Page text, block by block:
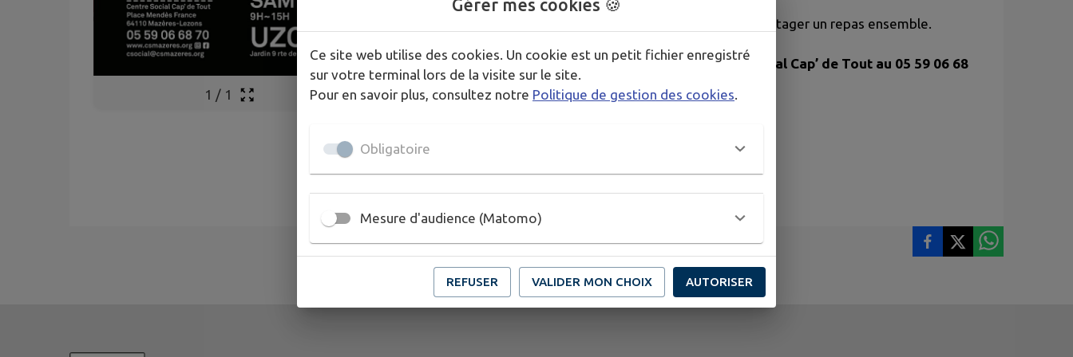
1 / 1
Tarif : 5€ par adulte.
Prévoir gourde, carnet pour prendre des notes, et de quoi partager un repas ensemble.
Inscription obligatoire avant le 3/06, auprès du centre social Cap’ de Tout au 05 59 06 68
70 oucsocial@csmazeres.org
Publié par Mairie de Meillon
Gérer mes cookies 🍪
Ce site web utilise des cookies. Un cookie est un petit fichier enregistré
sur votre terminal lors de la visite sur le site.
Pour en savoir plus, consultez notre Politique de gestion des cookies
Obligatoire
Mesure d'audience (Matomo)
REFUSER VALIDER MON CHOIX AUTORISER